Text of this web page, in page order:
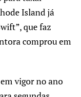
Island já
que faz
comprou em
vigor no ano